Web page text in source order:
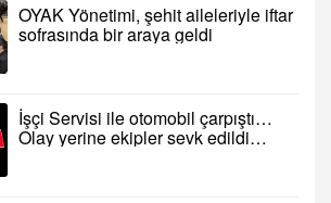
OYAK Yönetimi, şehit aileleriyle iftar
sofrasında bir araya geldi
İşçi Servisi ile otomobil çarpıştı…
Olay yerine ekipler sevk edildi…